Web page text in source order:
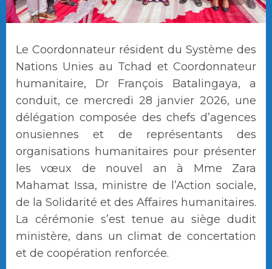
Le Coordonnateur résident du Système des
Nations Unies au Tchad et Coordonnateur
humanitaire, Dr François Batalingaya, a
conduit, ce mercredi 28 janvier 2026, une
délégation composée des chefs d’agences
onusiennes et de représentants des
organisations humanitaires pour présenter
les vœux de nouvel an à Mme Zara
Mahamat Issa, ministre de l’Action sociale,
de la Solidarité et des Affaires humanitaires.
La cérémonie s’est tenue au siège dudit
ministère, dans un climat de concertation
et de coopération renforcée.